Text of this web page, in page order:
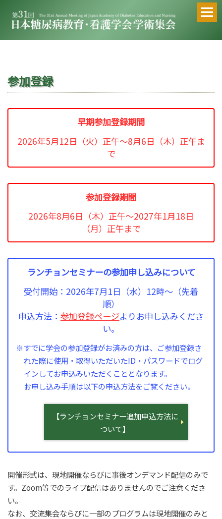
参加登録
早期参加登録期間
2026年5月12日（火）正午～8月6日（木）正午ま
で
参加登録期間
2026年8月6日（木）正午～2027年1月18日
（月）正午まで
ランチョンセミナーの参加申し込みについて
受付開始：2026年7月1日（水）12時～（先着
順）
申込方法： 参加登録ページよりお申し込みくださ
い。
※すでに学会の参加登録がお済みの方は、ご参加登録さ
れた際に使用・取得いただいたID・パスワードでログ
インしてお申込みいただくこととなります。
お申し込み手順は以下の申込方法をご覧ください。
【ランチョンセミナー追加申込方法に
ついて】
開催形式は、現地開催ならびに事後オンデマンド配信のみで
す。Zoom等でのライブ配信はありませんのでご注意くださ
い。
なお、交流集会ならびに一部のプログラムは現地開催のみと